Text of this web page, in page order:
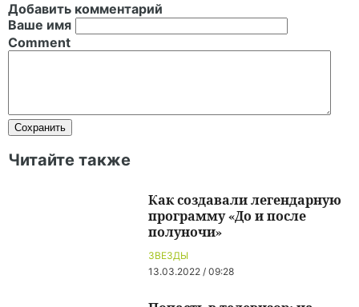
Добавить комментарий
Ваше имя
Comment
Читайте также
ЗВЕЗДЫ
13.03.2022 / 09:28
Как создавали легендарную
программу «До и после
полуночи»